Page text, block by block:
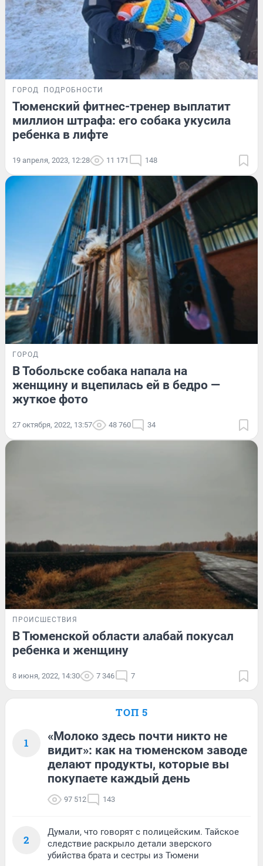
ГОРОД ПОДРОБНОСТИ
Тюменский фитнес-тренер выплатит
миллион штрафа: его собака укусила
ребенка в лифте
19 апреля, 2023, 12:28 11 171 148
ГОРОД
В Тобольске собака напала на
женщину и вцепилась ей в бедро —
жуткое фото
27 октября, 2022, 13:57 48 760 34
ПРОИСШЕСТВИЯ
В Тюменской области алабай покусал
ребенка и женщину
8 июня, 2022, 14:30 7 346 7
ТОП 5
1
«Молоко здесь почти никто не
видит»: как на тюменском заводе
делают продукты, которые вы
покупаете каждый день
97 512 143
2
Думали, что говорят с полицейским. Тайское
следствие раскрыло детали зверского
убийства брата и сестры из Тюмени